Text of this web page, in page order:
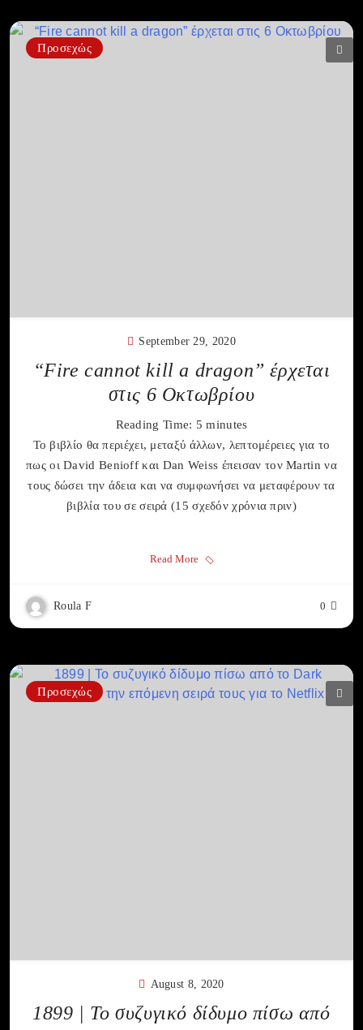
Προσεχώς
September 29, 2020
“Fire cannot kill a dragon” έρχεται
στις 6 Οκτωβρίου
Reading Time: 5 minutes
Το βιβλίο θα περιέχει, μεταξύ άλλων, λεπτομέρειες για το
πως οι David Benioff και Dan Weiss έπεισαν τον Martin να
τους δώσει την άδεια και να συμφωνήσει να μεταφέρουν τα
βιβλία του σε σειρά (15 σχεδόν χρόνια πριν)
Read More
Roula F 0
Προσεχώς
August 8, 2020
1899 | Το συζυγικό δίδυμο πίσω από